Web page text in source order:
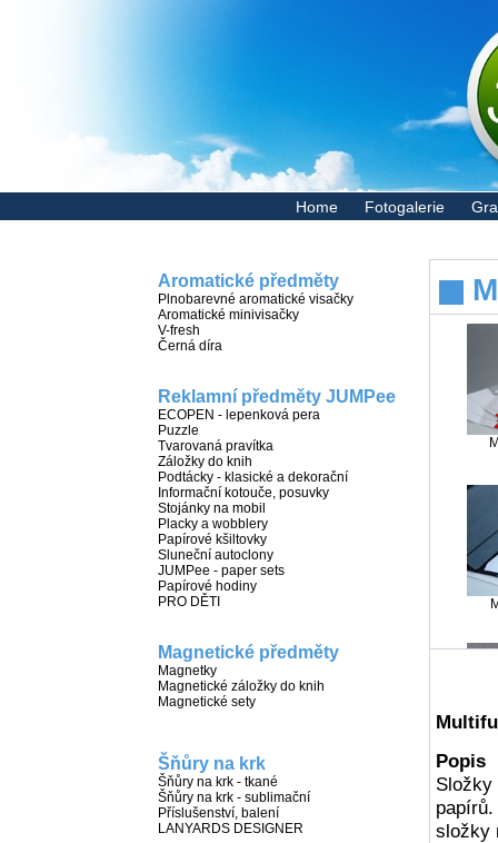
Home Fotogalerie
Aromatické předměty
Plnobarevné aromatické visačky
Aromatické minivisačky
V-fresh
Černá díra
Reklamní předměty JUMPee
ECOPEN - lepenková pera
Puzzle
Tvarovaná pravítka
Záložky do knih
Podtácky - klasické a dekorační
Informační kotouče, posuvky
Stojánky na mobil
Placky a wobblery
Papírové kšiltovky
Sluneční autoclony
JUMPee - paper sets
Papírové hodiny
PRO DĚTI
Magnetické předměty
Magnetky
Magnetické záložky do knih
Magnetické sety
Šňůry na krk
Šňůry na krk - tkané
Šňůry na krk - sublimační
Příslušenství, balení
LANYARDS DESIGNER
Popis
Složky
složky